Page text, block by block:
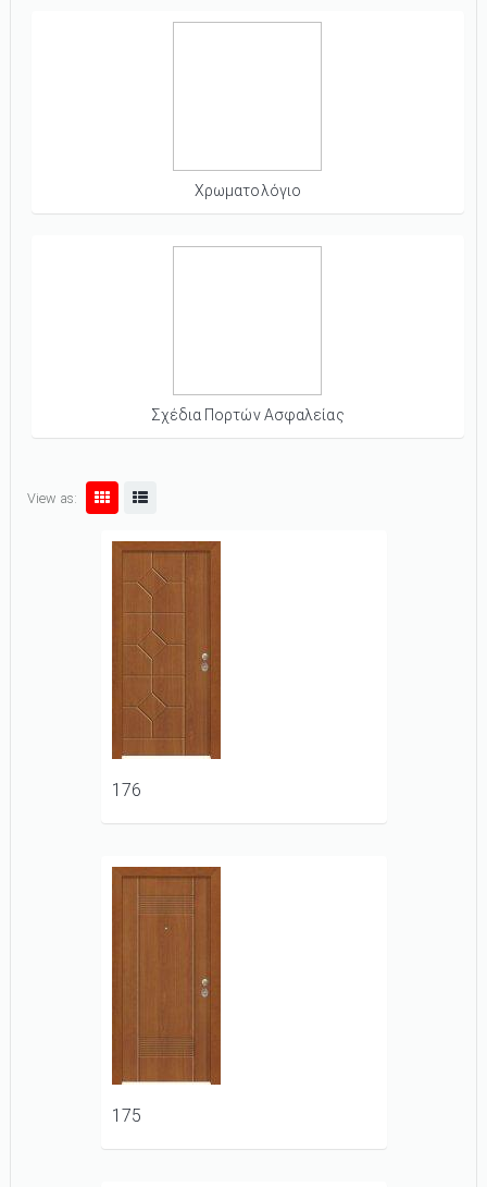
Χρωματολόγιο
Σχέδια Πορτών Ασφαλείας
View as:
176
175